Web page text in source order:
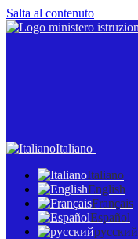
Salta al contenuto
Italiano
Italiano
English
Français
Español
русский